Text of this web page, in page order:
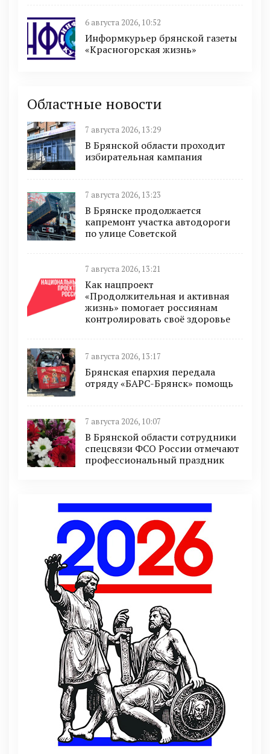
6 августа 2026, 10:52
Информкурьер брянской газеты
«Красногорская жизнь»
Областные новости
7 августа 2026, 13:29
В Брянской области проходит
избирательная кампания
7 августа 2026, 13:23
В Брянске продолжается
капремонт участка автодороги
по улице Советской
7 августа 2026, 13:21
Как нацпроект
«Продолжительная и активная
жизнь» помогает россиянам
контролировать своё здоровье
7 августа 2026, 13:17
Брянская епархия передала
отряду «БАРС-Брянск» помощь
7 августа 2026, 10:07
В Брянской области сотрудники
спецсвязи ФСО России отмечают
профессиональный праздник